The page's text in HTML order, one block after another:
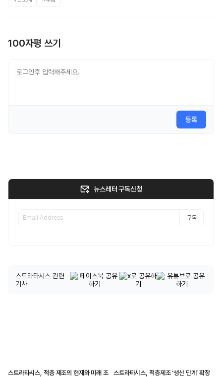
100자평 쓰기
등록
뉴스레터 구독신청
구독
스트라타시스 관련
기사
스트라타시스, 적층 제조의 현재와 미래 조 스트라타시스, 적층제조 ‘생산 단계’ 확장